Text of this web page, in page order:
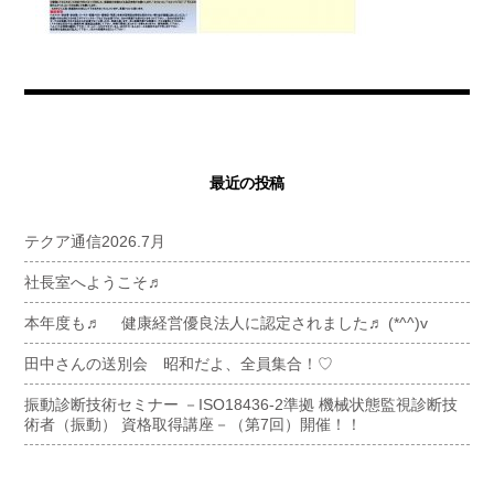
最近の投稿
テクア通信2026.7月
社長室へようこそ♬
本年度も♬ 健康経営優良法人に認定されました♬ (*^^)v
田中さんの送別会 昭和だよ、全員集合！♡
振動診断技術セミナー －ISO18436-2準拠 機械状態監視診断技
術者（振動） 資格取得講座－（第7回）開催！！